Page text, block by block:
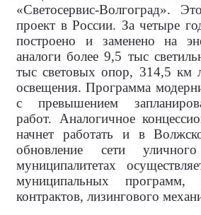
«Светосервис-Волгоград».
проект в России. За четыре
построено и заменено на
аналоги более 9,5 тыс
тыс световых опор, 314,5 км
освещения. Программа
с превышением
работ. Аналогичное
начнет работать и в
обновление сети
муниципалитетах
муниципальных программ,
контрактов, лизингового